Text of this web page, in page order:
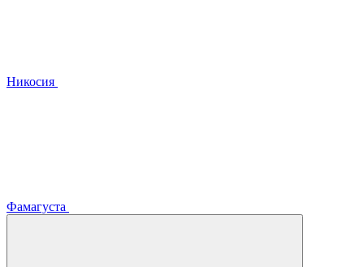
Никосия
Фамагуста